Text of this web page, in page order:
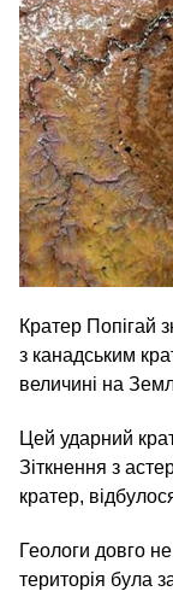
Кратер Попігай
з канадським
величині на
Цей ударний
Зіткнення з
кратер,
Геологи довго
територія була